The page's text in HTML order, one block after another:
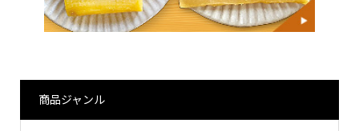
商品ジャンル